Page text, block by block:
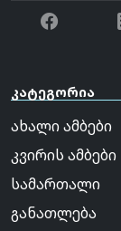
კატეგორია
ახალი ამბები
კვირის ამბები
სამართალი
განათლება